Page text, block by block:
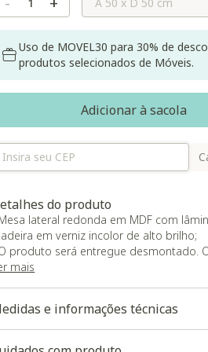
Uso de MOVEL30 para 30% de
produtos selecionados de Móveis.
Adicionar à sacola
do produto
lateral redonda em MDF com
em verniz incolor de alto brilho;
produto será entregue desmontado.
disponibiliza serviços de montagem e/
aqui a Modelagem 3D do produto
mais
e informações técnicas